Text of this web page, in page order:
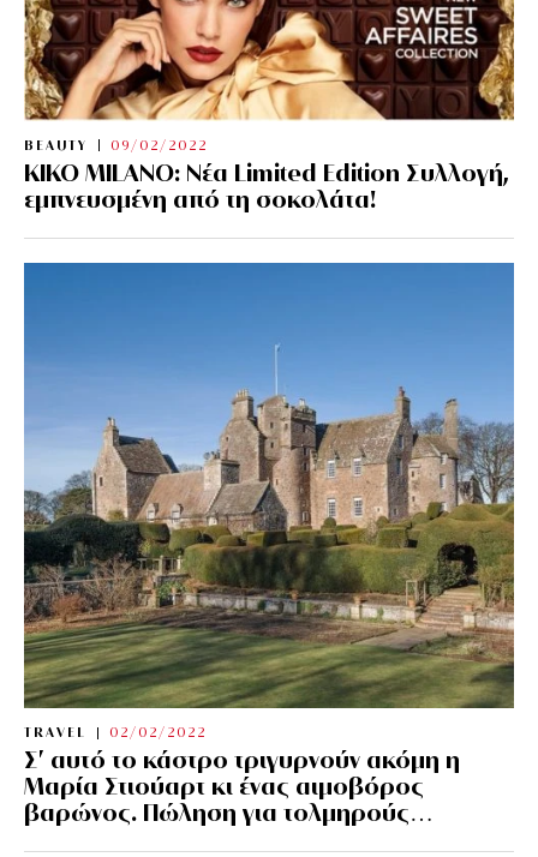
BEAUTY 09/02/2022
KIKO MILANO: Νέα Limited Edition Συλλογή,
εμπνευσμένη από τη σοκολάτα!
TRAVEL 02/02/2022
Σ’ αυτό το κάστρο τριγυρνούν ακόμη η
Μαρία Στιούαρτ κι ένας αιμοβόρος
βαρώνος. Πώληση για τολμηρούς…